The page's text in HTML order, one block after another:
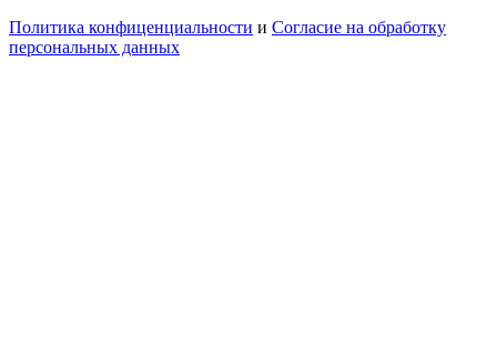
Политика конфиценциальности и Согласие на обработку
персональных данных